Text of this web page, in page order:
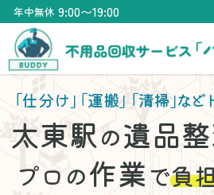
年中無休 9:00〜19:00
「仕分け」「運搬」「清掃」など
太東駅の遺品
プロの作業で負